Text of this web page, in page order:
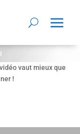
vaut mieux que
!